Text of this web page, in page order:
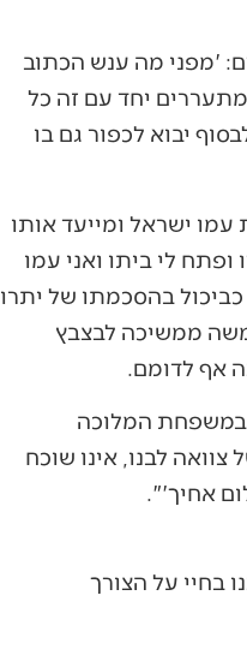
'מפני מה ענש הכתוב
יחד עם זה כל
יבוא לכפור גם בו
ישראל ומייעד אותו
לי ביתו ואני עמו
בהסכמתו של יתרו
ממשיכה לבצבץ
אף לדומם.
במשפחת המלוכה
לבנו, אינו שוכח
אחיך'".
בחיי על הצורך